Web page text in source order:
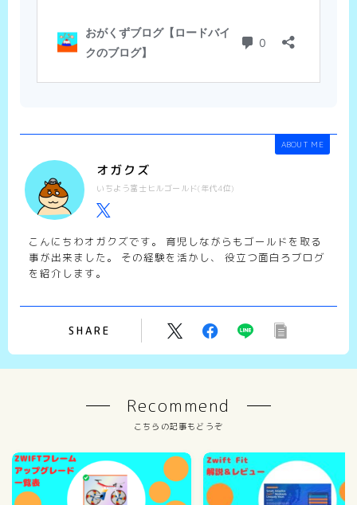
ABOUT ME
オガクズ
いちよう富士ヒルゴールド(年代4位)
こんにちわオガクズです。 育児しながらもゴールドを取る
事が出来ました。 その経験を活かし、 役立つ面白ろブログ
を紹介します。
SHARE
Recommend
こちらの記事もどうぞ